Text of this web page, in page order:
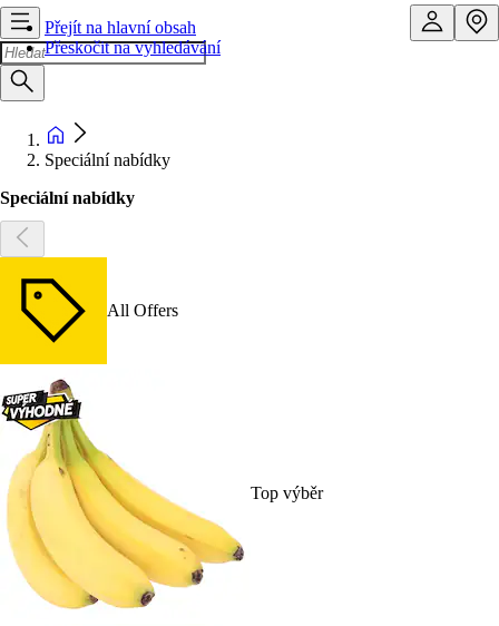
Přejít na hlavní obsah
Přeskočit na vyhledávání
Speciální nabídky
Speciální nabídky
All Offers
Top výběr